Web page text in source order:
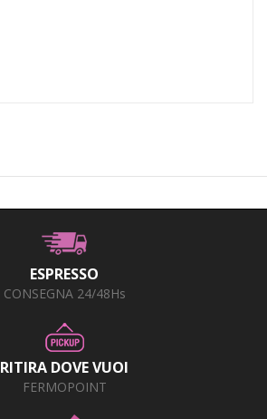
ESPRESSO
CONSEGNA 24/48Hs
RITIRA DOVE VUOI
FERMOPOINT